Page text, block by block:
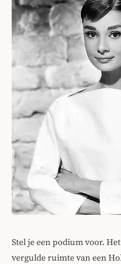
Stel je een podium voor.
vergulde ruimte van een